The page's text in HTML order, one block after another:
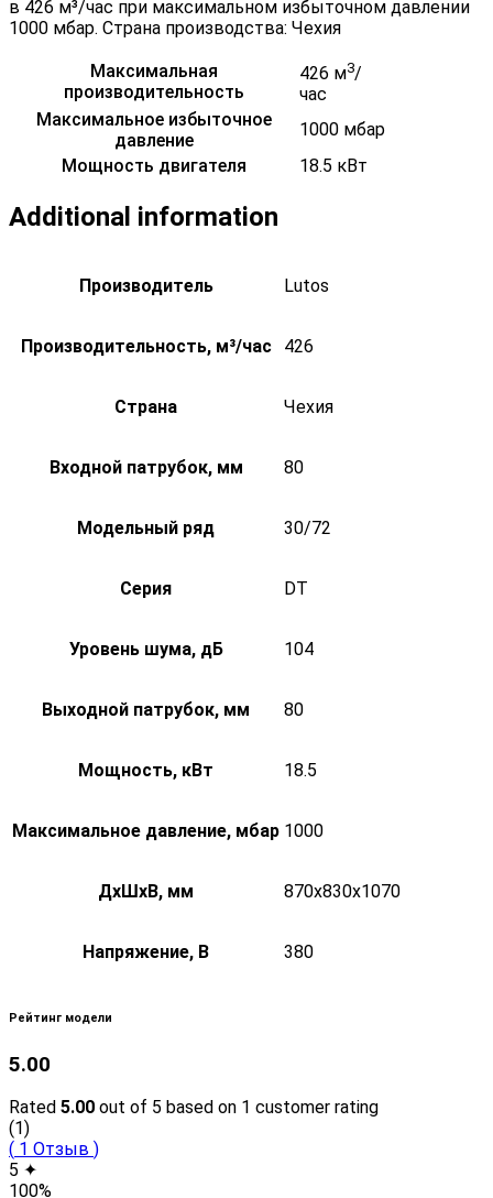
в 426 м³/час при максимальном избыточном давлении
1000 мбар. Страна производства: Чехия
Максимальная
производительность
426 м3/
час
Максимальное избыточное
давление
1000 мбар
Мощность двигателя
18.5 кВт
Additional information
Производитель Lutos
Производительность, м³/час 426
Страна Чехия
Входной патрубок, мм 80
Модельный ряд 30/72
Серия DT
Уровень шума, дБ 104
Выходной патрубок, мм 80
Мощность, кВт 18.5
Максимальное давление, мбар 1000
ДxШxВ, мм 870x830x1070
Напряжение, В 380
Рейтинг модели
5.00
Rated 5.00 out of 5 based on 1 customer rating
(1)
( 1 Отзыв )
5 ✦
100%